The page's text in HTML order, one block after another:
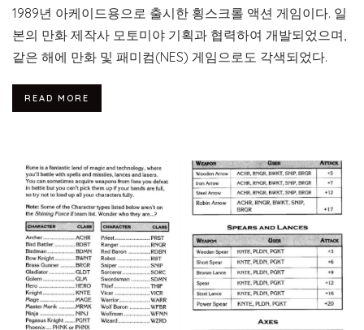
1989년 아케이드용으로 출시한 횡스크롤 액션 게임이다. 일
본의 만화 제작사 모토미야 기획과 협력하여 개발되었으며,
같은 해에 만화 및 패미컴(NES) 게임으로도 각색되었다.
READ MORE